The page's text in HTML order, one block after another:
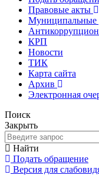
Правовые акты
Муниципальные
КРП
Новости
ТИК
Карта сайта
Архив
Электронная
Поиск
Закрыть
Найти
Подать обращение
Версия для